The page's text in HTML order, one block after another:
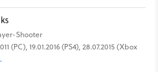
Shooter
(PC), 19.01.2016 (PS4), 28.07.2015 (Xbox